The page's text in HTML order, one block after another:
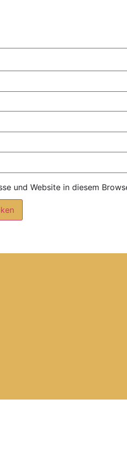
und Website in diesem